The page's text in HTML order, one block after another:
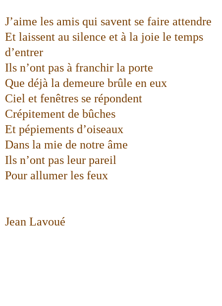
J’aime les amis qui savent se faire attendre
Et laissent au silence et à la joie le temps
d’entrer
Ils n’ont pas à franchir la porte
Que déjà la demeure brûle en eux
Ciel et fenêtres se répondent
Crépitement de bûches
Et pépiements d’oiseaux
Dans la mie de notre âme
Ils n’ont pas leur pareil
Pour allumer les feux
Jean Lavoué